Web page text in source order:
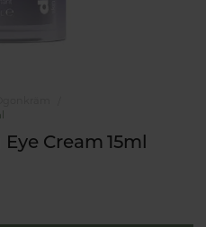
Cream 15ml